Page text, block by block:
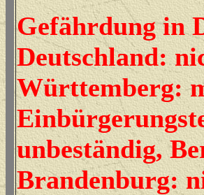
Gefährdung in
Deutschland:
Württemberg:
unbeständig,
Brandenburg: